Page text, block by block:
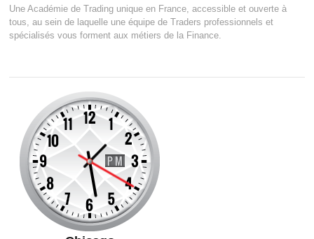
Une Académie de Trading unique en France, accessible et ouverte à
tous, au sein de laquelle une équipe de Traders professionnels et
spécialisés vous forment aux métiers de la Finance.